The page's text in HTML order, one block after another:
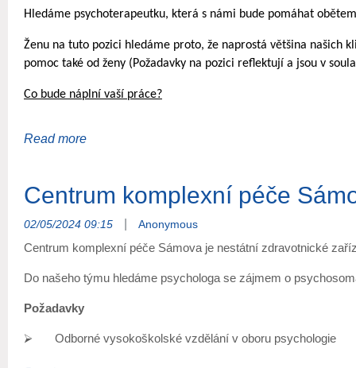
poradenský tým, nebudete na to sami a my také ne.
V případě zájmu mne prosím kontaktujte na tel. čísle 777
Hledáme psychoterapeutku, která s námi bude pomáhat
Ženu na tuto pozici hledáme proto, že naprostá většina našich
pomoc také od ženy (Požadavky na pozici reflektují a jsou v
Co bude náplní vaší práce?
zapojení se do fungování týmu a multidisciplinární spolupráce
apod.),
zaměřeného směru.
Centrum komplexní péče
02/05/2024 09:15 Anonymous
Centrum komplexní péče Sámova je nestátní zdravotnické
Do našeho týmu hledáme psychologa se zájmem o
Požadavky
⮚ Odborné vysokoškolské vzdělání v oboru psychologie